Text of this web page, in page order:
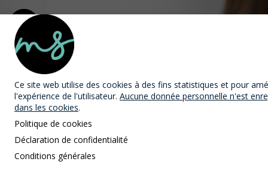
MAST Avocats
Nouvelles
Ce site web utilise des cookies à des fins statistiques et pour
l'expérience de l'utilisateur. Aucune donnée personnelle n'est
dans les cookies.
Politique de cookies
Déclaration de confidentialité
Conditions générales